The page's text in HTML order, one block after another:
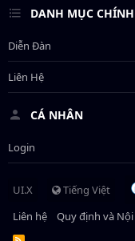
DANH MỤC CHÍNH
Diễn Đàn
Liên Hệ
CÁ NHÂN
Login
UI.X
Tiếng Việt
Liên hệ
Quy định và